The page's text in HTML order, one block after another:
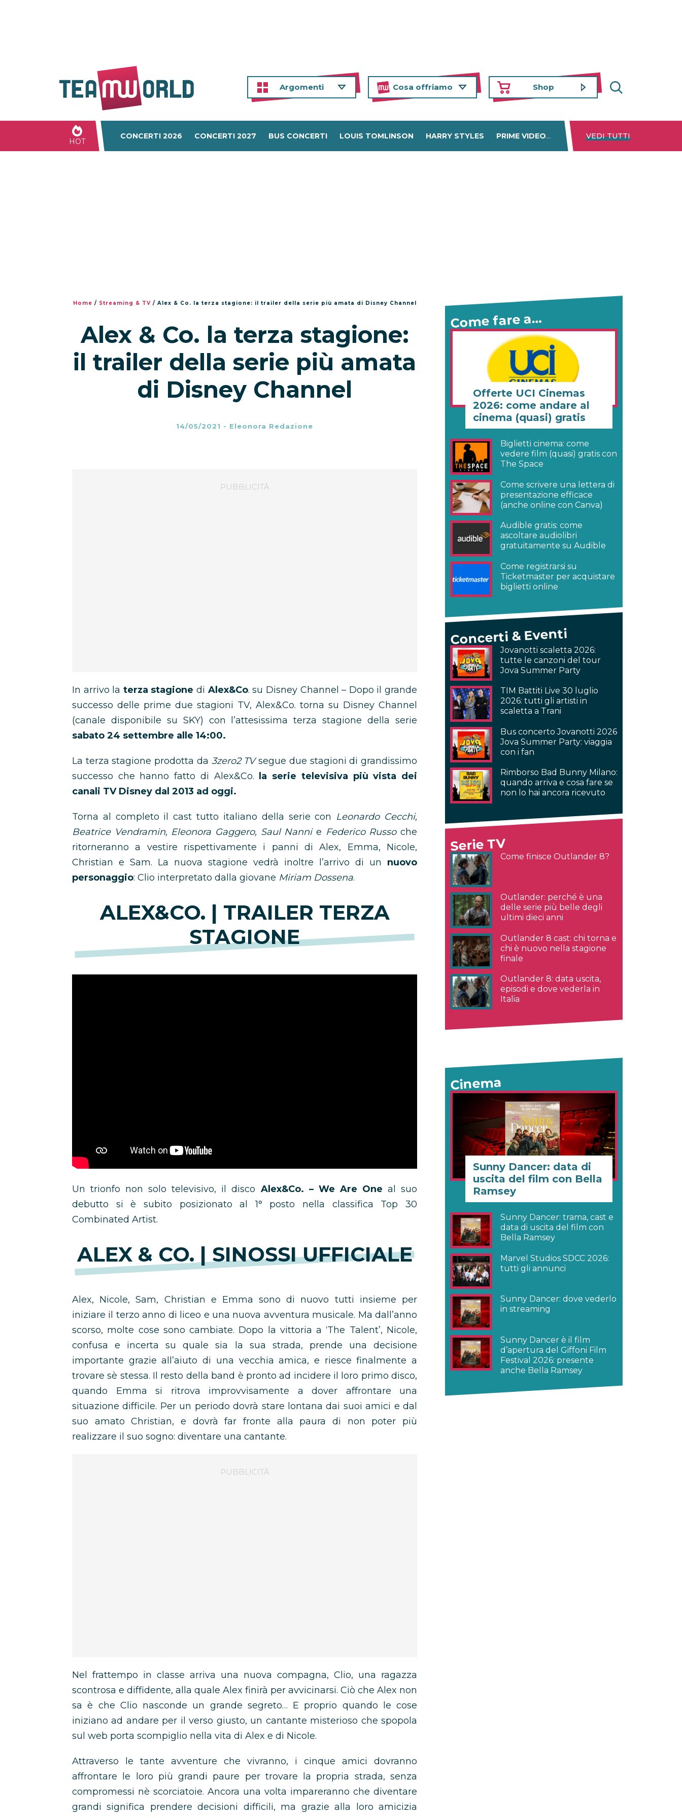
Argomenti Cosa offriamo Shop
HOT
CONCERTI 2026 CONCERTI 2027 BUS CONCERTI LOUIS TOMLINSON HARRY STYLES PRIME VIDEO DISNEY+ NETFLIX
VEDI TUTTI
Home / Streaming & TV/ Alex & Co. la terza stagione: il trailer della serie più amata di Disney Channel
Alex & Co. la terza stagione:
il trailer della serie più amata
di Disney Channel
14/05/2021 - Eleonora Redazione
In arrivo la terza stagione di Alex&Co. su Disney Channel – Dopo il grande
successo delle prime due stagioni TV, Alex&Co. torna su Disney Channel
(canale disponibile su SKY) con l’attesissima terza stagione della serie
sabato 24 settembre alle 14:00.
La terza stagione prodotta da 3zero2 TVsegue due stagioni di grandissimo
successo che hanno fatto di Alex&Co. la serie televisiva più vista dei
canali TV Disney dal 2013 ad oggi.
Torna al completo il cast tutto italiano della serie con Leonardo Cecchi,
Beatrice Vendramin, Eleonora Gaggero, Saul Nannie Federico Russoche
ritorneranno a vestire rispettivamente i panni di Alex, Emma, Nicole,
Christian e Sam. La nuova stagione vedrà inoltre l’arrivo di un nuovo
personaggio: Clio interpretato dalla giovane Miriam Dossena.
ALEX&CO. | TRAILER TERZA
STAGIONE
Un trionfo non solo televisivo, il disco Alex&Co. – We Are One al suo
debutto si è subito posizionato al 1° posto nella classifica Top 30
Combinated Artist.
ALEX & CO. | SINOSSI UFFICIALE
Alex, Nicole, Sam, Christian e Emma sono di nuovo tutti insieme per
iniziare il terzo anno di liceo e una nuova avventura musicale. Ma dall’anno
scorso, molte cose sono cambiate. Dopo la vittoria a ‘The Talent’, Nicole,
confusa e incerta su quale sia la sua strada, prende una decisione
importante grazie all’aiuto di una vecchia amica, e riesce finalmente a
trovare sè stessa. Il resto della band è pronto ad incidere il loro primo disco,
quando Emma si ritrova improvvisamente a dover affrontare una
situazione difficile. Per un periodo dovrà stare lontana dai suoi amici e dal
suo amato Christian, e dovrà far fronte alla paura di non poter più
realizzare il suo sogno: diventare una cantante.
Nel frattempo in classe arriva una nuova compagna, Clio, una ragazza
scontrosa e diffidente, alla quale Alex finirà per avvicinarsi. Ciò che Alex non
sa è che Clio nasconde un grande segreto… E proprio quando le cose
iniziano ad andare per il verso giusto, un cantante misterioso che spopola
sul web porta scompiglio nella vita di Alex e di Nicole.
Attraverso le tante avventure che vivranno, i cinque amici dovranno
affrontare le loro più grandi paure per trovare la propria strada, senza
compromessi nè scorciatoie. Ancora una volta impareranno che diventare
grandi significa prendere decisioni difficili, ma grazie alla loro amicizia
Come fare a…
Offerte UCI Cinemas
2026: come andare al
cinema (quasi) gratis
Biglietti cinema: come
vedere film (quasi) gratis con
The Space
Come scrivere una lettera di
presentazione efficace
(anche online con Canva)
Audible gratis: come
ascoltare audiolibri
gratuitamente su Audible
Come registrarsi su
Ticketmaster per acquistare
biglietti online
Concerti & Eventi
Jovanotti scaletta 2026:
tutte le canzoni del tour
Jova Summer Party
TIM Battiti Live 30 luglio
2026: tutti gli artisti in
scaletta a Trani
Bus concerto Jovanotti 2026
Jova Summer Party: viaggia
con i fan
Rimborso Bad Bunny Milano:
quando arriva e cosa fare se
non lo hai ancora ricevuto
Serie TV
Come finisce Outlander 8?
Outlander: perché è una
delle serie più belle degli
ultimi dieci anni
Outlander 8 cast: chi torna e
chi è nuovo nella stagione
finale
Outlander 8: data uscita,
episodi e dove vederla in
Italia
Cinema
Sunny Dancer: data di
uscita del film con Bella
Ramsey
Sunny Dancer: trama, cast e
data di uscita del film con
Bella Ramsey
Marvel Studios SDCC 2026:
tutti gli annunci
Sunny Dancer: dove vederlo
in streaming
Sunny Dancer è il film
d’apertura del Giffoni Film
Festival 2026: presente
anche Bella Ramsey